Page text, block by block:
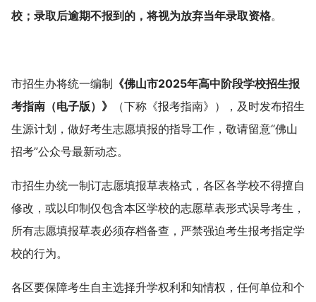
校；录取后逾期不报到的，将视为放弃当年录取资格。
市招生办将统一编制 《佛山市2025年高中阶段学校招生报
考指南（电子版）》
（下称《报考指南》），及时发布招生
生源计划，做好考生志愿填报的指导工作，敬请留意“佛山
招考”公众号最新动态。
市招生办统一制订志愿填报草表格式，各区各学校不得擅自
修改，或以印制仅包含本区学校的志愿草表形式误导考生，
所有志愿填报草表必须存档备查，严禁强迫考生报考指定学
校的行为。
各区要保障考生自主选择升学权利和知情权，任何单位和个